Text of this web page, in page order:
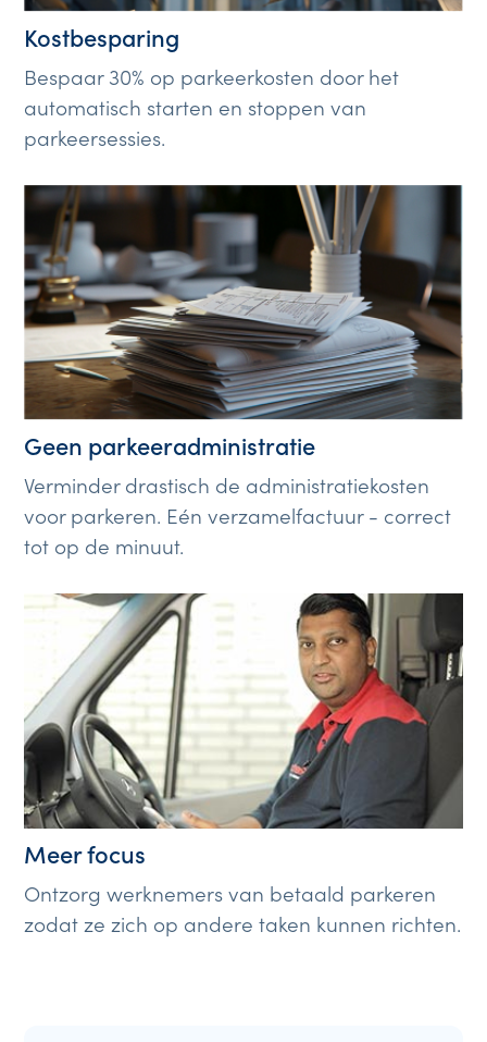
Kostbesparing
Bespaar 30% op parkeerkosten door het
automatisch starten en stoppen van
parkeersessies.
Geen parkeeradministratie
Verminder drastisch de administratiekosten
voor parkeren. Eén verzamelfactuur - correct
tot op de minuut.
Meer focus
Ontzorg werknemers van betaald parkeren
zodat ze zich op andere taken kunnen richten.